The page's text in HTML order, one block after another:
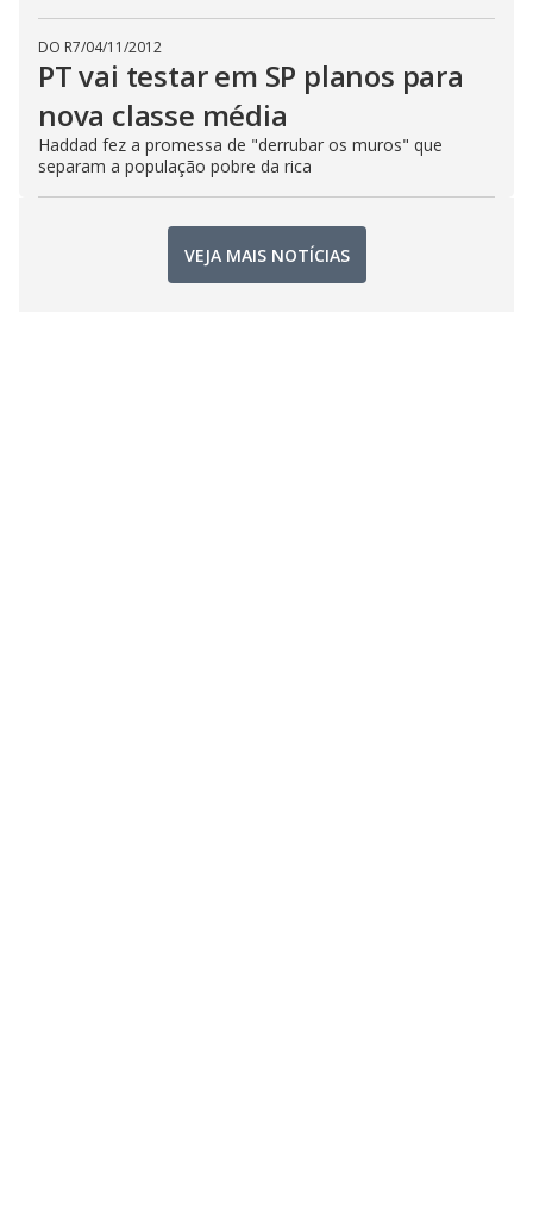
DO R7/04/11/2012
PT vai testar em SP planos para
nova classe média
Haddad fez a promessa de "derrubar os muros" que
separam a população pobre da rica
VEJA MAIS NOTÍCIAS